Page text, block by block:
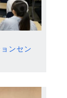
ンセン